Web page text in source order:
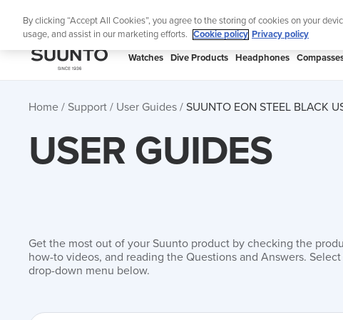
SUUNTO
Watches Dive Products Headphones
Home Support User Guides SUUNTO EON STEEL BLACK
USER GUIDES
Get the most out of your Suunto product by checking the
how-to videos, and reading the Questions and Answers.
drop-down menu below.
By clicking “Accept All Cookies”, you agree to the storing of cookies on your
usage, and assist in our marketing efforts.
Cookie policy Privacy policy